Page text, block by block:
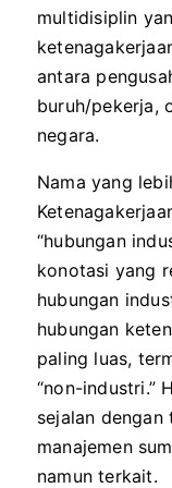
multidisiplin
antara
buruh/pekerja,
negara.
Nama yang
“hubungan
konotasi yang
hubungan
hubungan
paling luas,
“non-industri.”
sejalan
manajemen
namun terkait.